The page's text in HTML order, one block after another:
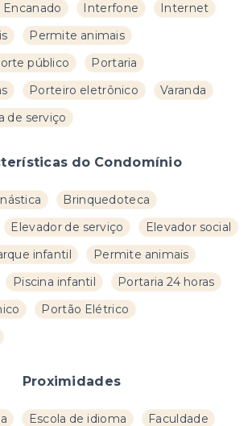
Encanado Interfone
Internet
Permite animais
público
Portaria
Porteiro eletrônico
Varanda
de serviço
do Condomínio
Brinquedoteca
Elevador de serviço
Elevador social
infantil
Permite animais
Piscina infantil
Portaria 24 horas
Portão Elétrico
Proximidades
Escola de idioma Faculdade